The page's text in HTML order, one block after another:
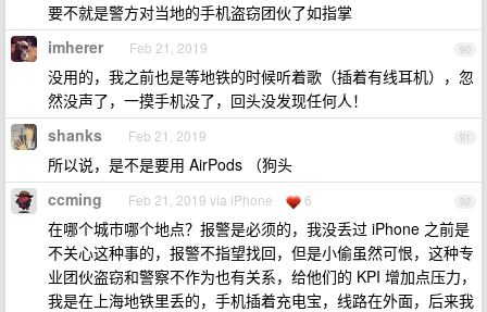
要不就是警方对当地的手机盗窃团伙了如指掌
90
imherer Feb 21, 2019
没用的，我之前也是等地铁的时候听着歌（插着有线耳机），忽
然没声了，一摸手机没了，回头没发现任何人！
91
shanks Feb 21, 2019
所以说，是不是要用 AirPods （狗头
92
ccming Feb 21, 2019 via iPhone 6
在哪个城市哪个地点？报警是必须的，我没丢过 iPhone 之前是
不关心这种事的，报警不指望找回，但是小偷虽然可恨，这种专
业团伙盗窃和警察不作为也有关系，给他们的 KPI 增加点压力，
我是在上海地铁里丢的，手机插着充电宝，线路在外面，后来我